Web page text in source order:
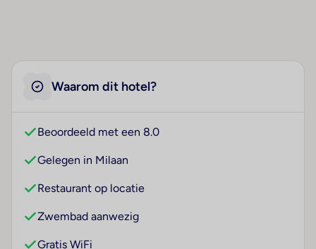
Waarom dit hotel?
Beoordeeld met een 8.0
Gelegen in Milaan
Restaurant op locatie
Zwembad aanwezig
Gratis WiFi